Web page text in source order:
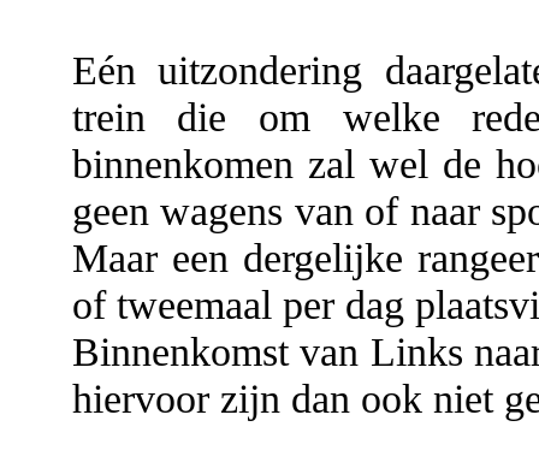
Eén uitzondering
trein die om welke
binnenkomen zal wel de
geen wagens van of naar
Maar een dergelijke
of tweemaal per dag
Binnenkomst van Links
hiervoor zijn dan ook niet